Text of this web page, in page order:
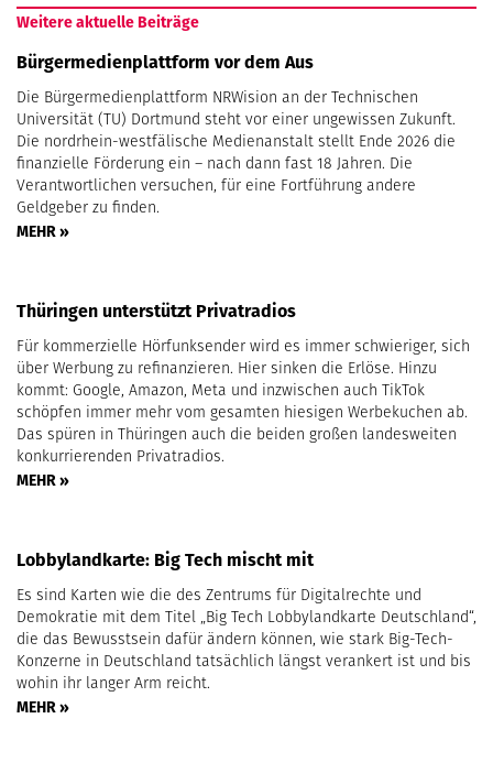
Weitere aktuelle Beiträge
Bürgermedienplattform vor dem Aus
Die Bürgermedienplattform NRWision an der Technischen
Universität (TU) Dortmund steht vor einer ungewissen Zukunft.
Die nordrhein-westfälische Medienanstalt stellt Ende 2026 die
finanzielle Förderung ein – nach dann fast 18 Jahren. Die
Verantwortlichen versuchen, für eine Fortführung andere
Geldgeber zu finden.
MEHR »
Thüringen unterstützt Privatradios
Für kommerzielle Hörfunksender wird es immer schwieriger, sich
über Werbung zu refinanzieren. Hier sinken die Erlöse. Hinzu
kommt: Google, Amazon, Meta und inzwischen auch TikTok
schöpfen immer mehr vom gesamten hiesigen Werbekuchen ab.
Das spüren in Thüringen auch die beiden großen landesweiten
konkurrierenden Privatradios.
MEHR »
Lobbylandkarte: Big Tech mischt mit
Es sind Karten wie die des Zentrums für Digitalrechte und
Demokratie mit dem Titel „Big Tech Lobbylandkarte Deutschland“,
die das Bewusstsein dafür ändern können, wie stark Big-Tech-
Konzerne in Deutschland tatsächlich längst verankert ist und bis
wohin ihr langer Arm reicht.
MEHR »